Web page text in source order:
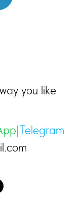
you like
|Telegram